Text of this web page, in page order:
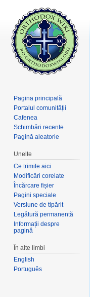
Pagina principală
Portalul comunității
Cafenea
Schimbări recente
Pagină aleatorie
Unelte
Ce trimite aici
Modificări corelate
Încărcare fișier
Pagini speciale
Versiune de tipărit
Legătură permanentă
Informații despre
pagină
În alte limbi
English
Português